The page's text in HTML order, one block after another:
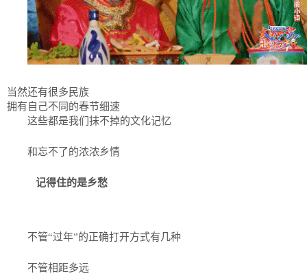
当然还有很多民族
拥有自己不同的春节细速
这些都是我们抹不掉的文化记忆
和忘不了的浓浓乡情
记得住的是乡愁
不管“过年”的正确打开方式有几种
不管相距多远